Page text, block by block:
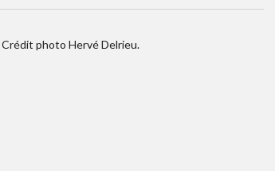
photo Hervé Delrieu.